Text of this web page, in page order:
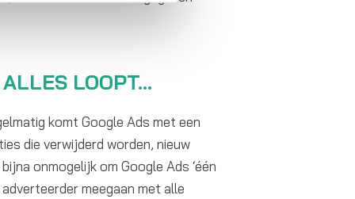
LOOPT…
komt Google Ads met een
die verwijderd worden, nieuw
onmogelijk om Google Ads ‘één
meegaan met alle